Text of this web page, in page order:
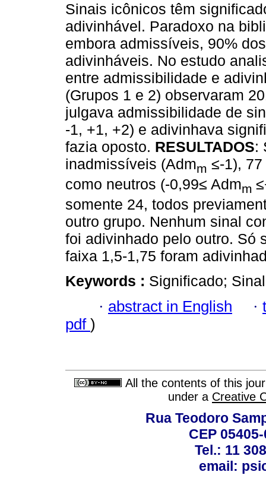
Sinais icônicos têm
adivinhável. Paradoxo na
embora admissíveis, 90%
adivinháveis. No estudo
entre admissibilidade e
(Grupos 1 e 2) observaram
julgava admissibilidade de
-1, +1, +2) e adivinhava
fazia oposto. RESULTADOS:
inadmissíveis (Admm ≤-1),
como neutros (-0,99≤ Admm
somente 24, todos
outro grupo. Nenhum sinal
foi adivinhado pelo outro. Só
faixa 1,5-1,75 foram
Keywords : Significado;
· abstract in English ·
pdf )
All the contents of this
under a Creative
Rua Teodoro
CEP
Tel.: 11
email: